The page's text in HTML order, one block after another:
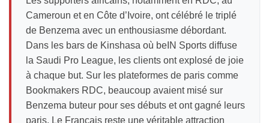
Cameroun et en Côte d’Ivoire, ont célébré le triplé
de Benzema avec un enthousiasme débordant.
Dans les bars de Kinshasa où beIN Sports diffuse
la Saudi Pro League, les clients ont explosé de joie
à chaque but. Sur les plateformes de paris comme
Bookmakers RDC, beaucoup avaient misé sur
Benzema buteur pour ses débuts et ont gagné leurs
paris. Le Français reste une véritable attraction